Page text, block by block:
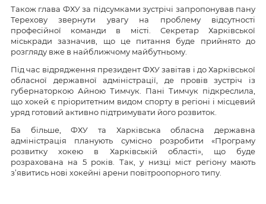
Також глава ФХУ за підсумками зустрічі запропонував пану
Терехову звернути увагу на проблему відсутності
професійної команди в місті. Секретар Харківської
міськради зазначив, що це питання буде прийнято до
розгляду вже в найближчому майбутньому.
Під час відрядження президент ФХУ завітав і до Харківської
обласної державної адміністрації, де провів зустріч із
губернаторкою Айною Тимчук. Пані Тимчук підкреслила,
що хокей є пріоритетним видом спорту в регіоні і місцевий
уряд готовий активно підтримувати його розвиток.
Ба більше, ФХУ та Харківська обласна державна
адміністрація планують сумісно розробити «Програму
розвитку хокею в Харківській області», що буде
розрахована на 5 років. Так, у низці міст регіону мають
з’явитись нові хокейні арени повітроопорного типу.